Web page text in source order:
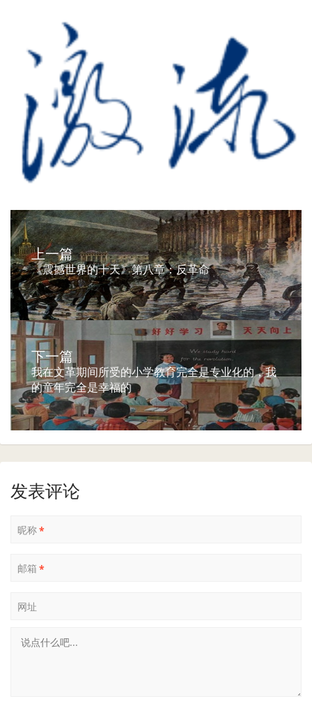
上一篇
《震撼世界的十天》第八章：反革命
下一篇
我在文革期间所受的小学教育完全是专业化的，我
的童年完全是幸福的
发表评论
昵称*
邮箱 *
网址